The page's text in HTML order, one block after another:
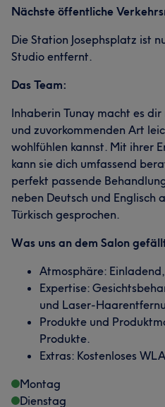
Nächste öffentliche
Die Station Josephsplatz ist
Studio entfernt.
Das Team:
Inhaberin Tunay macht es
und zuvorkommenden Art
wohlfühlen kannst. Mit ihrer
kann sie dich umfassend
perfekt passende
neben Deutsch und Englisch
Türkisch gesprochen.
Was uns an dem Salon
Atmosphäre:
Expertise:
und Laser-
Produkte und
Produkte.
Extras: Kostenloses
Montag
Dienstag